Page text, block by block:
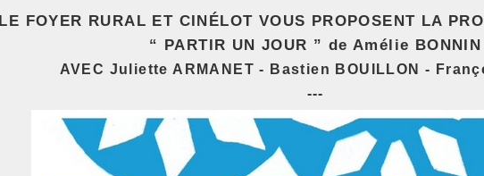
LE FOYER RURAL ET CINÉLOT VOUS PROPOSENT LA
“ PARTIR UN JOUR ” de Amélie BONNIN
AVEC Juliette ARMANET - Bastien BOUILLON -
---